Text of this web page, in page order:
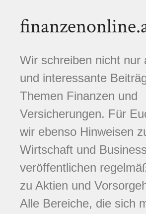
Wir schreiben nicht nur
und interessante
Themen Finanzen und
Versicherungen. Für
wir ebenso Hinweisen
Wirtschaft und
veröffentlichen
zu Aktien und
Alle Bereiche, die sich